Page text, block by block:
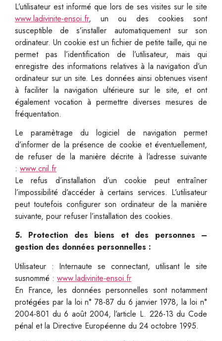
L’utilisateur est informé que lors de ses visites sur le site
www.ladivinite-ensoi.fr, un ou des cookies sont
susceptible de s’installer automatiquement sur son
ordinateur. Un cookie est un fichier de petite taille, qui ne
permet pas l’identification de l’utilisateur, mais qui
enregistre des informations relatives à la navigation d’un
ordinateur sur un site. Les données ainsi obtenues visent
à faciliter la navigation ultérieure sur le site, et ont
également vocation à permettre diverses mesures de
fréquentation.
Le paramètrage du logiciel de navigation permet
d’informer de la présence de cookie et éventuellement,
de refuser de la manière décrite à l’adresse suivante
: www.cnil.fr
Le refus d’installation d’un cookie peut entraîner
l’impossibilité d’accéder à certains services. L’utilisateur
peut toutefois configurer son ordinateur de la manière
suivante, pour refuser l’installation des cookies.
5. Protection des biens et des personnes –
gestion des données personnelles :
Utilisateur : Internaute se connectant, utilisant le site
susnommé : www.ladivinite-ensoi.fr
En France, les données personnelles sont notamment
protégées par la loi n° 78-87 du 6 janvier 1978, la loi n°
2004-801 du 6 août 2004, l’article L. 226-13 du Code
pénal et la Directive Européenne du 24 octobre 1995.